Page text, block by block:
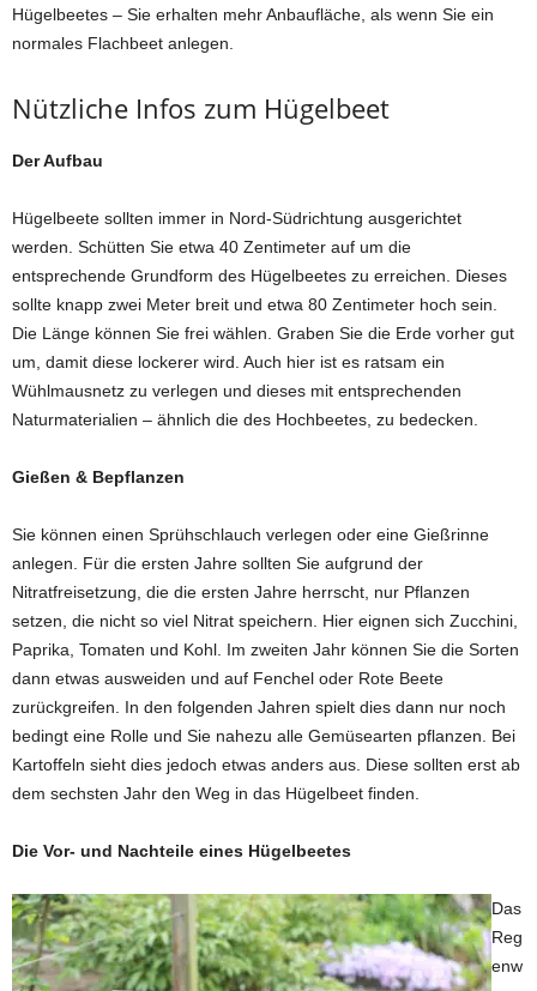
Hügelbeetes – Sie erhalten mehr Anbaufläche, als wenn Sie ein
normales Flachbeet anlegen.
Nützliche Infos zum Hügelbeet
Der Aufbau
Hügelbeete sollten immer in Nord-Südrichtung ausgerichtet
werden. Schütten Sie etwa 40 Zentimeter auf um die
entsprechende Grundform des Hügelbeetes zu erreichen. Dieses
sollte knapp zwei Meter breit und etwa 80 Zentimeter hoch sein.
Die Länge können Sie frei wählen. Graben Sie die Erde vorher gut
um, damit diese lockerer wird. Auch hier ist es ratsam ein
Wühlmausnetz zu verlegen und dieses mit entsprechenden
Naturmaterialien – ähnlich die des Hochbeetes, zu bedecken.
Gießen & Bepflanzen
Sie können einen Sprühschlauch verlegen oder eine Gießrinne
anlegen. Für die ersten Jahre sollten Sie aufgrund der
Nitratfreisetzung, die die ersten Jahre herrscht, nur Pflanzen
setzen, die nicht so viel Nitrat speichern. Hier eignen sich Zucchini,
Paprika, Tomaten und Kohl. Im zweiten Jahr können Sie die Sorten
dann etwas ausweiden und auf Fenchel oder Rote Beete
zurückgreifen. In den folgenden Jahren spielt dies dann nur noch
bedingt eine Rolle und Sie nahezu alle Gemüsearten pflanzen. Bei
Kartoffeln sieht dies jedoch etwas anders aus. Diese sollten erst ab
dem sechsten Jahr den Weg in das Hügelbeet finden.
Die Vor- und Nachteile eines Hügelbeetes
Das
Reg
enw